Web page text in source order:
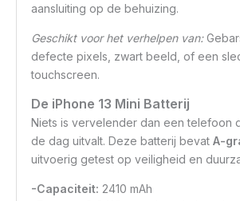
aansluiting op de behuizing.
Geschikt voor het verhelpen van:
defecte pixels, zwart beeld, of een
touchscreen.
De iPhone 13 Mini Batterij
Niets is vervelender dan een telefoon
de dag uitvalt. Deze batterij bevatA-
uitvoerig getest op veiligheid en
-Capaciteit: 2410 mAh